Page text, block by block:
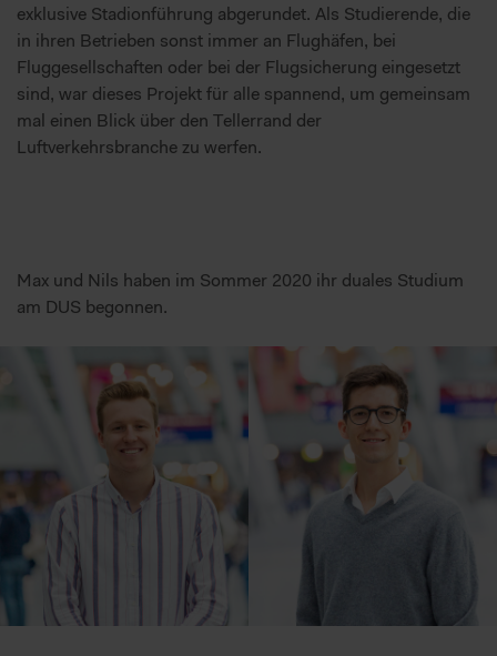
exklusive Stadionführung abgerundet. Als Studierende, die
in ihren Betrieben sonst immer an Flughäfen, bei
Fluggesellschaften oder bei der Flugsicherung eingesetzt
sind, war dieses Projekt für alle spannend, um gemeinsam
mal einen Blick über den Tellerrand der
Luftverkehrsbranche zu werfen.
Max und Nils haben im Sommer 2020 ihr duales Studium
am DUS begonnen.